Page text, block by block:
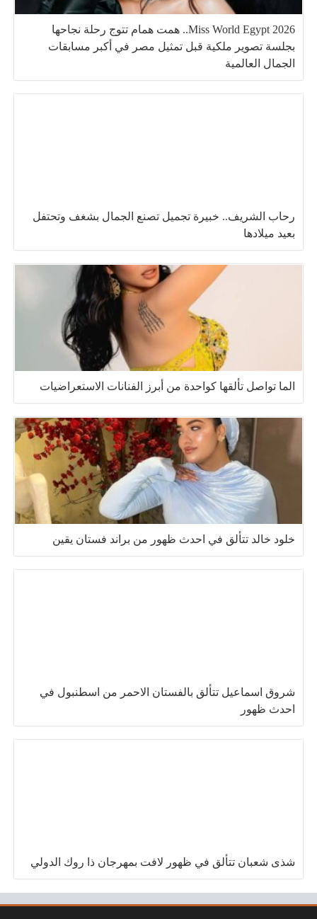
Miss World Egypt 2026.. همت همام تتوج رحلة نجاحها
بجلسة تصوير ملكية قبل تمثيل مصر في أكبر مسابقات
الجمال العالمية
رحاب الشريف.. خبيرة تجميل تصنع الجمال بشغف وتحتفل
بعيد ميلادها
الما تواصل تألقها كواحدة من أبرز الفنانات الاستعراضيات
خلود خالد تتألق في احدث ظهور من براند فستان يقين
شروق اسماعيل تتألق بالفستان الاحمر من اسطنبول في
احدث ظهور
شذى شعبان تتألق في ظهور لافت بمهرجان ذا روك الدولي